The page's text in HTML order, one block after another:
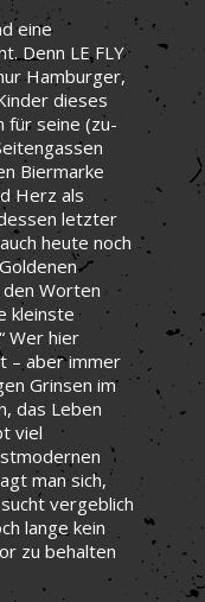
eine
Denn LE FLY
Hamburger,
dieses
für seine (zu-
Biermarke
Herz als
letzter
heute noch
Worten
kleinste
Wer hier
– aber immer
Grinsen im
das Leben
viel
man sich,
vergeblich
lange kein
zu behalten